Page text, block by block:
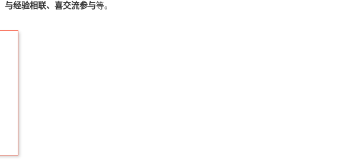
与经验相联、喜交流参与等。